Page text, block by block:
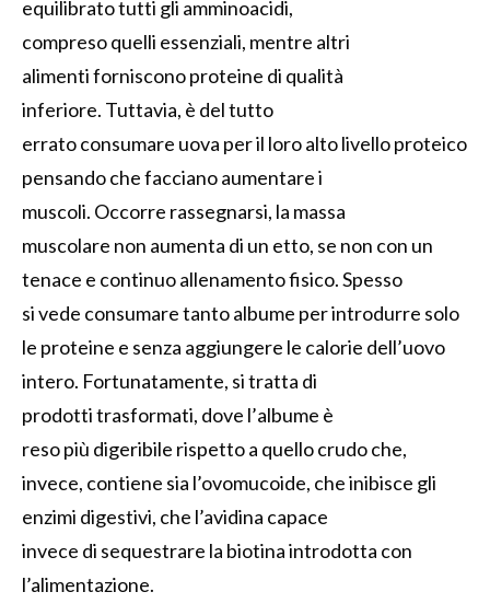
equilibratotutti gli amminoacidi,
compresoquelli essenziali, mentre altri
alimentiforniscono proteine di qualità
inferiore. Tuttavia, è del tutto
erratoconsumare uova per il loro alto livello proteico
pensando chefaccianoaumentare i
muscoli. Occorre rassegnarsi, la massa
muscolare non aumenta di un etto, se non con un
tenace e continuoallenamentofisico.Spesso
sivede consumaretantoalbume per introdurre solo
le proteine e senza aggiungere le calorie dell’uovo
intero. Fortunatamente, si tratta di
prodottitrasformati, dove l’albume è
resopiù digeribile rispetto a quellocrudoche,
invece, contiene sia l’ovomucoide, cheinibisce gli
enzimi digestivi, che l’avidina capace
invece di sequestrare la biotinaintrodotta con
l’alimentazione.